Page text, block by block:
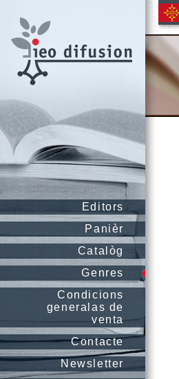
Editors
Panièr
Catalòg
Genres
Condicions
generalas de
venta
Contacte
Newsletter